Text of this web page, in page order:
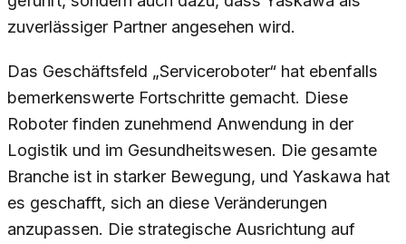
zuverlässiger Partner angesehen wird.
Das Geschäftsfeld „Serviceroboter“ hat ebenfalls
bemerkenswerte Fortschritte gemacht. Diese
Roboter finden zunehmend Anwendung in der
Logistik und im Gesundheitswesen. Die gesamte
Branche ist in starker Bewegung, und Yaskawa hat
es geschafft, sich an diese Veränderungen
anzupassen. Die strategische Ausrichtung auf